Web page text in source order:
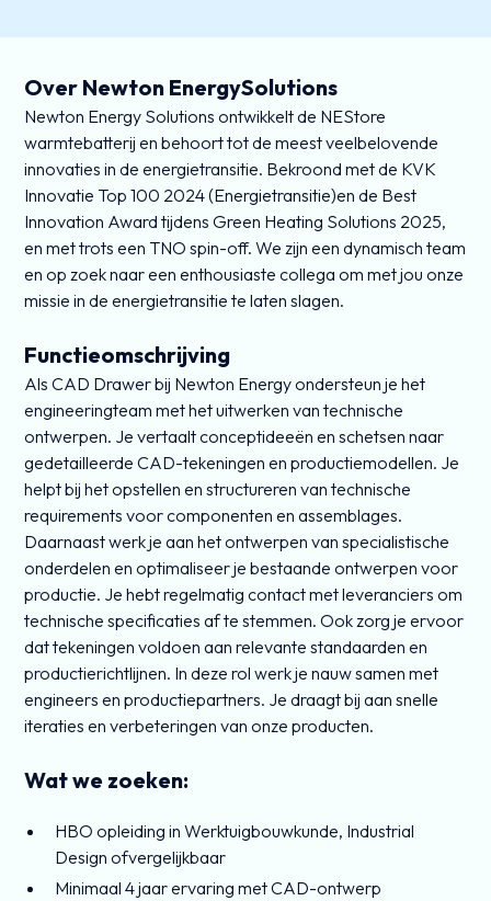
Over Newton EnergySolutions
Newton Energy Solutions ontwikkelt de NEStore
warmtebatterij en behoort tot de meest veelbelovende
innovaties in de energietransitie. Bekroond met de KVK
Innovatie Top 100 2024 (Energietransitie)en de Best
Innovation Award tijdens Green Heating Solutions 2025,
en met trots een TNO spin-off. We zijn een dynamisch team
en op zoek naar een enthousiaste collega om met jou onze
missie in de energietransitie te laten slagen.
Functieomschrijving
Als CAD Drawer bij Newton Energy ondersteun je het
engineeringteam met het uitwerken van technische
ontwerpen. Je vertaalt conceptideeën en schetsen naar
gedetailleerde CAD-tekeningen en productiemodellen. Je
helpt bij het opstellen en structureren van technische
requirements voor componenten en assemblages.
Daarnaast werk je aan het ontwerpen van specialistische
onderdelen en optimaliseer je bestaande ontwerpen voor
productie. Je hebt regelmatig contact met leveranciers om
technische specificaties af te stemmen. Ook zorg je ervoor
dat tekeningen voldoen aan relevante standaarden en
productierichtlijnen. In deze rol werk je nauw samen met
engineers en productiepartners. Je draagt bij aan snelle
iteraties en verbeteringen van onze producten.
Wat we zoeken:
HBO opleiding in Werktuigbouwkunde, Industrial
Design ofvergelijkbaar
Minimaal 4 jaar ervaring met CAD-ontwerp